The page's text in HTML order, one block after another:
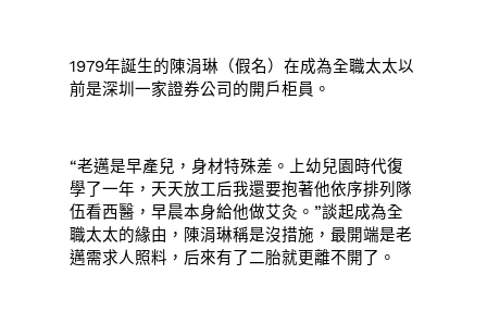
1979年誕生的陳涓琳（假名）在成為全職太太以
前是深圳一家證券公司的開戶柜員。
“老邁是早產兒，身材特殊差。上幼兒園時代復
學了一年，天天放工后我還要抱著他依序排列隊
伍看西醫，早晨本身給他做艾灸。”談起成為全
職太太的緣由，陳涓琳稱是沒措施，最開端是老
邁需求人照料，后來有了二胎就更離不開了。